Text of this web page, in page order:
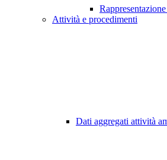
Attività e procedimenti
Dati aggregati attività